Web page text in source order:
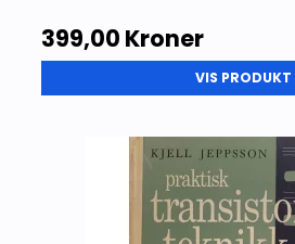
399,00 Kroner
VIS PRODUKT